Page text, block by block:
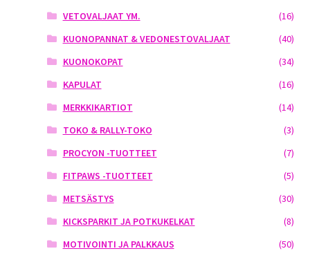
VETOVALJAAT YM.
(16)
KUONOPANNAT & VEDONESTOVALJAAT
(40)
KUONOKOPAT
(34)
KAPULAT
(16)
MERKKIKARTIOT
(14)
TOKO & RALLY-TOKO
(3)
PROCYON -TUOTTEET
(7)
FITPAWS -TUOTTEET
(5)
METSÄSTYS
(30)
KICKSPARKIT JA POTKUKELKAT
(8)
MOTIVOINTI JA PALKKAUS
(50)